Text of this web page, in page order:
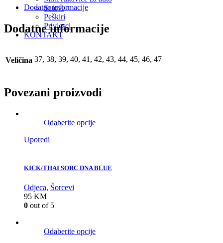
Satovi
Peškiri
Privjesci
KONTAKT
Dodatne informacije
Dodatne informacije
Veličina 37, 38, 39, 40, 41, 42, 43, 44, 45, 46, 47
Povezani proizvodi
Odaberite opcije
Uporedi
KICK/THAI SORC DNA BLUE
Odjeca, Šorcevi
95 KM
0 out of 5
Odaberite opcije